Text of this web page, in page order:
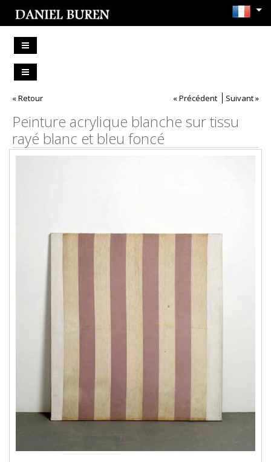
« Retour « Précédent Suivant »
Peinture acrylique blanche sur tissu
rayé blanc et bleu foncé